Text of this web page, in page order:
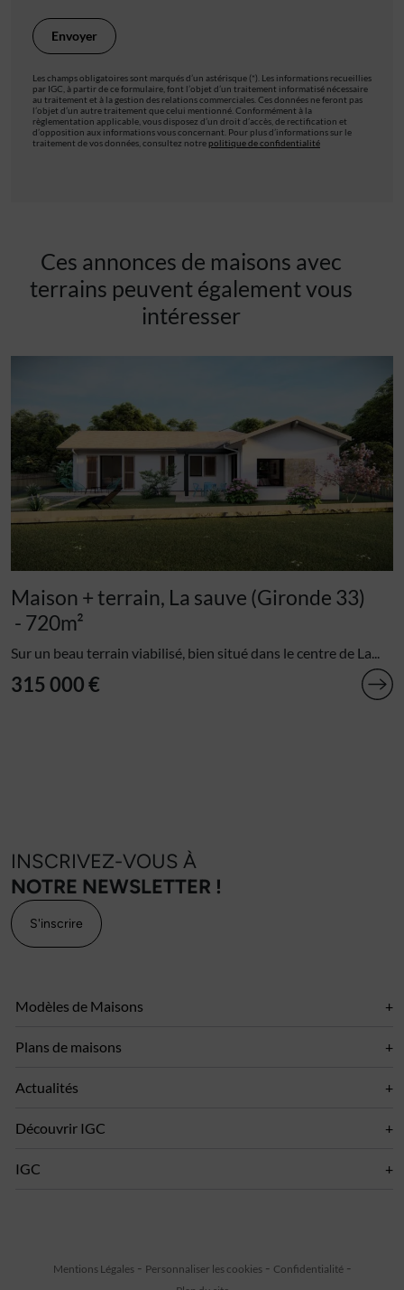
Les champs obligatoires sont marqués d’un astérisque (*). Les informations recueillies
par IGC, à partir de ce formulaire, font l’objet d’un traitement informatisé nécessaire
au traitement et à la gestion des relations commerciales. Ces données ne feront pas
l’objet d’un autre traitement que celui mentionné. Conformément à la
règlementation applicable, vous disposez d’un droit d’accès, de rectification et
d’opposition aux informations vous concernant. Pour plus d’informations sur le
traitement de vos données, consultez notre politique de confidentialité
Ces annonces de maisons avec
terrains peuvent également vous
intéresser
Maison + terrain, La sauve (Gironde 33)
- 720m²
Sur un beau terrain viabilisé, bien situé dans le centre de La...
315 000 €
INSCRIVEZ-VOUS À
NOTRE NEWSLETTER !
S'inscrire
Modèles de Maisons
Plans de maisons
Actualités
Découvrir IGC
IGC
Mentions Légales Personnaliser les cookies
Confidentialité